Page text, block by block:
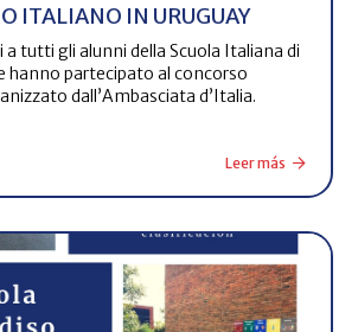
ITALIANO IN URUGUAY
tutti gli alunni della Scuola Italiana di
hanno partecipato al concorso
dall’Ambasciata d’Italia.
Leer más